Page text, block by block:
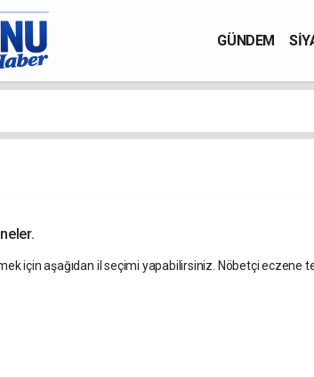
GÜNDEM
için aşağıdan il seçimi yapabilirsiniz. Nöbetçi eczene